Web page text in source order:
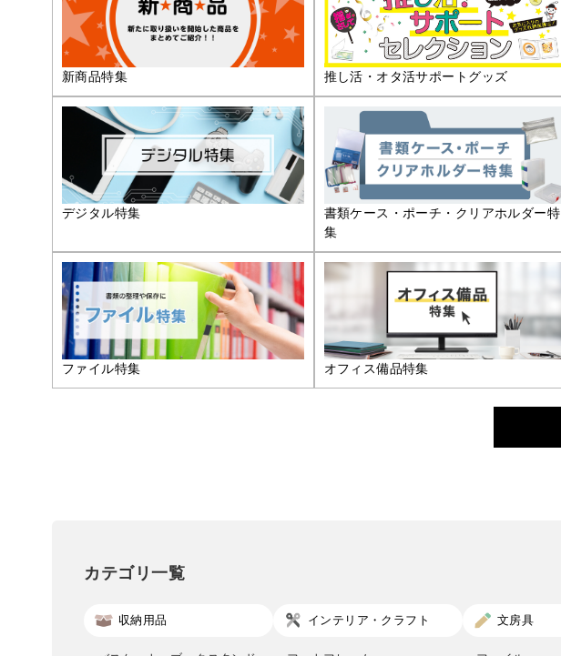
新商品特集 推し活・オタ活サポートグッズ
デジタル特集
書類ケース・ポーチ・クリアホルダー特
集
ファイル特集 オフィス備品特集
カテゴリ一覧
収納用品 インテリア・クラフト 文房具